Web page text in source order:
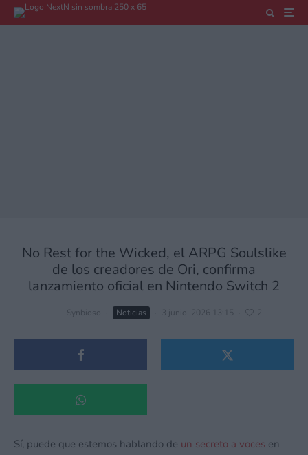
No Rest for the Wicked, el ARPG Soulslike
de los creadores de Ori, confirma
lanzamiento oficial en Nintendo Switch 2
Synbioso Noticias 3 junio, 2026 13:15 2
Sí, puede que estemos hablando de un secreto a voces en